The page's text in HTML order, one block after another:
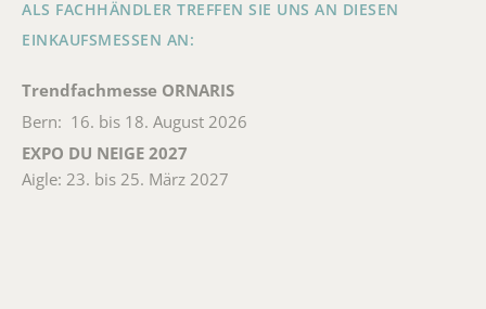
ALS FACHHÄNDLER TREFFEN SIE UNS AN DIESEN
EINKAUFSMESSEN AN:
Trendfachmesse ORNARIS
Bern: 16. bis 18. August 2026
EXPO DU NEIGE 2027
Aigle: 23. bis 25. März 2027